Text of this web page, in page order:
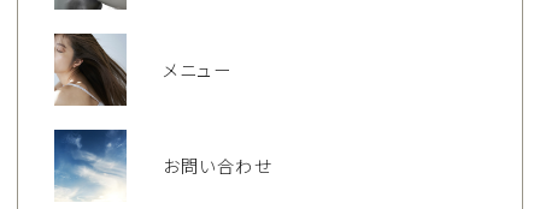
メニュー
お問い合わせ